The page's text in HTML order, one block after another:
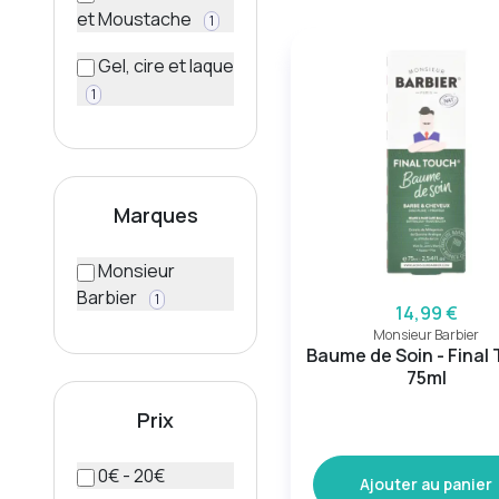
et Moustache
1
Gel, cire et laque
1
Marques
Monsieur
Barbier
1
Prix
0€ - 20€
14,99 €
Monsieur Barbier
Baume de Soin - Final
75ml
Ajouter au panier